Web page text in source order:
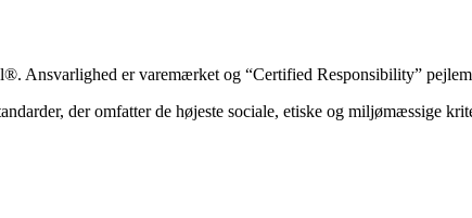
Ansvarlighed er varemærket og “Certified Responsibility”
der omfatter de højeste sociale, etiske og miljømæssige